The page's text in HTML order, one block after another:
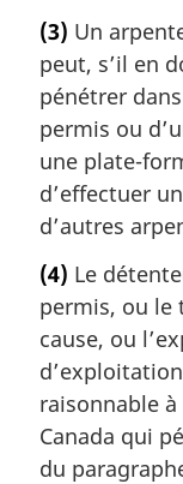
(3) Un
peut, s’il en
pénétrer
permis ou
une plate-
d’effectuer
d’autres
(4) Le
permis, ou le
cause, ou
raisonnable
Canada qui
du